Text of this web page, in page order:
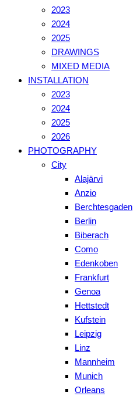
2023
2024
2025
DRAWINGS
MIXED MEDIA
INSTALLATION
2023
2024
2025
2026
PHOTOGRAPHY
City
Alajärvi
Anzio
Berchtesgaden
Berlin
Biberach
Como
Edenkoben
Frankfurt
Genoa
Hettstedt
Kufstein
Leipzig
Linz
Mannheim
Munich
Orleans